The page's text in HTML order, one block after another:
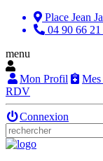
Place Jean
04 90 66 21
menu
Mon Profil Mes
RDV
Connexion